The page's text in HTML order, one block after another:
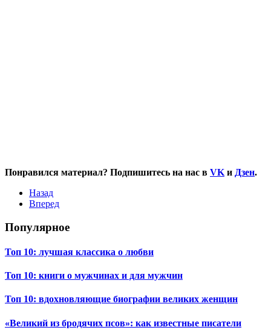
Понравился материал? Подпишитесь на нас в VK и Дзен.
Назад
Вперед
Популярное
Топ 10: лучшая классика о любви
Топ 10: книги о мужчинах и для мужчин
Топ 10: вдохновляющие биографии великих женщин
«Великий из бродячих псов»: как известные писатели